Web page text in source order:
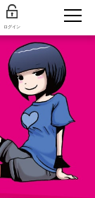
ログイン